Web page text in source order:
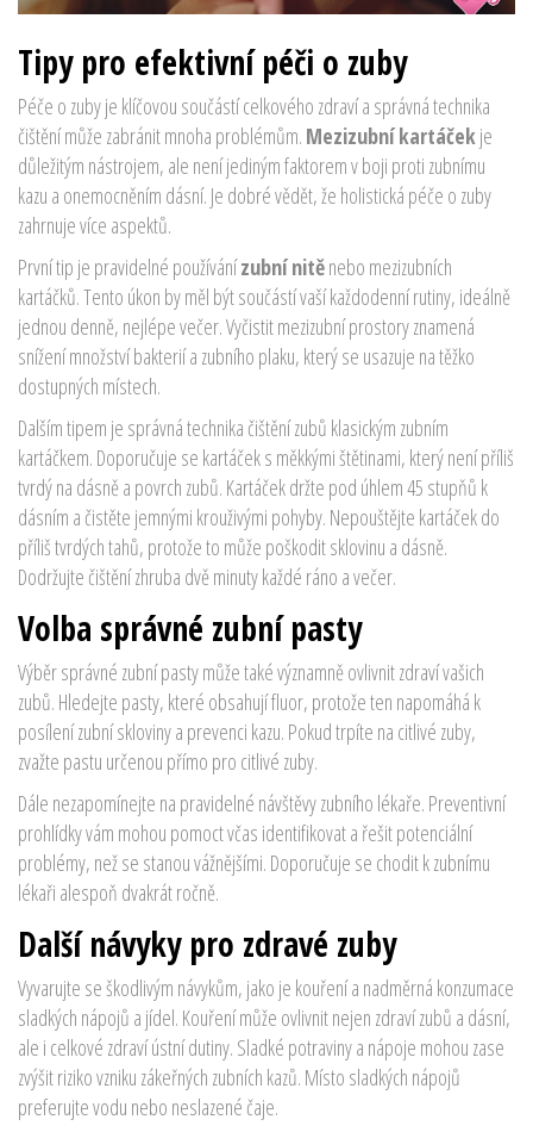
Tipy pro efektivní péči o zuby
Péče o zuby je klíčovou součástí celkového zdraví a správná technika
čištění může zabránit mnoha problémům. Mezizubní kartáček je
důležitým nástrojem, ale není jediným faktorem v boji proti zubnímu
kazu a onemocněním dásní. Je dobré vědět, že holistická péče o zuby
zahrnuje více aspektů.
První tip je pravidelné používánízubní nitěnebo mezizubních
kartáčků. Tento úkon by měl být součástí vaší každodenní rutiny, ideálně
jednou denně, nejlépe večer. Vyčistit mezizubní prostory znamená
snížení množství bakterií a zubního plaku, který se usazuje na těžko
dostupných místech.
Dalším tipem je správná technika čištění zubů klasickým zubním
kartáčkem. Doporučuje se kartáček s měkkými štětinami, který není příliš
tvrdý na dásně a povrch zubů. Kartáček držte pod úhlem 45 stupňů k
dásním a čistěte jemnými krouživými pohyby. Nepouštějte kartáček do
příliš tvrdých tahů, protože to může poškodit sklovinu a dásně.
Dodržujte čištění zhruba dvě minuty každé ráno a večer.
Volba správné zubní pasty
Výběr správné zubní pasty může také významně ovlivnit zdraví vašich
zubů. Hledejte pasty, které obsahují fluor, protože ten napomáhá k
posílení zubní skloviny a prevenci kazu. Pokud trpíte na citlivé zuby,
zvažte pastu určenou přímo pro citlivé zuby.
Dále nezapomínejte na pravidelné návštěvy zubního lékaře. Preventivní
prohlídky vám mohou pomoct včas identifikovat a řešit potenciální
problémy, než se stanou vážnějšími. Doporučuje se chodit k zubnímu
lékaři alespoň dvakrát ročně.
Další návyky pro zdravé zuby
Vyvarujte se škodlivým návykům, jako je kouření a nadměrná konzumace
sladkých nápojů a jídel. Kouření může ovlivnit nejen zdraví zubů a dásní,
ale i celkové zdraví ústní dutiny. Sladké potraviny a nápoje mohou zase
zvýšit riziko vzniku zákeřných zubních kazů. Místo sladkých nápojů
preferujte vodu nebo neslazené čaje.